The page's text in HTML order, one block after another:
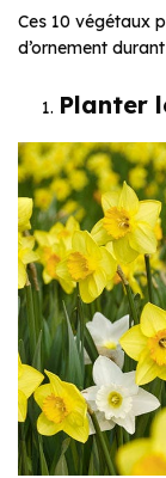
Ces 10 végétaux
d’ornement
Planter